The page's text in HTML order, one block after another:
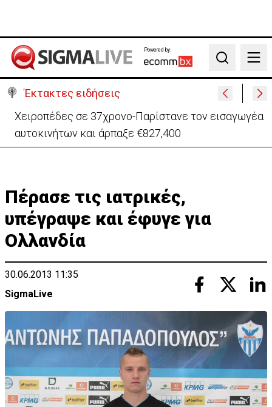
Powered by:
Search
Έκτακτες ειδήσεις
Χειροπέδες σε 37χρονο-Παρίστανε τον εισαγωγέα
αυτοκινήτων και άρπαξε €827,400
Πέρασε τις ιατρικές,
υπέγραψε και έφυγε για
Ολλανδία
30.06.2013 11:35
SigmaLive